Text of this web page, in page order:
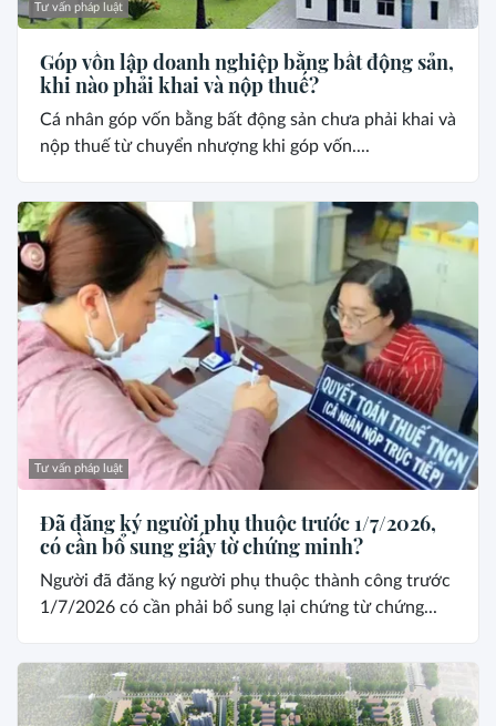
Tư vấn pháp luật
Góp vốn lập doanh nghiệp bằng bất động sản,
khi nào phải khai và nộp thuế?
Cá nhân góp vốn bằng bất động sản chưa phải khai và
nộp thuế từ chuyển nhượng khi góp vốn....
Tư vấn pháp luật
Đã đăng ký người phụ thuộc trước 1/7/2026,
có cần bổ sung giấy tờ chứng minh?
Người đã đăng ký người phụ thuộc thành công trước
1/7/2026 có cần phải bổ sung lại chứng từ chứng...